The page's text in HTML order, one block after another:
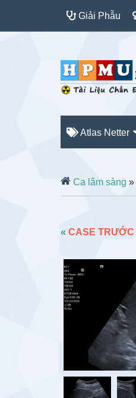
Giải Phẫu
Atlas Netter
Ca lâm sàng »
« CASE TRƯỚC